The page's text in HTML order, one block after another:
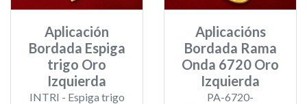
Aplicación
Bordada Espiga
trigo Oro
Izquierda
INTRI - Espiga trigo
Aplicacións
Bordada Rama
Onda 6720 Oro
Izquierda
PA-6720-